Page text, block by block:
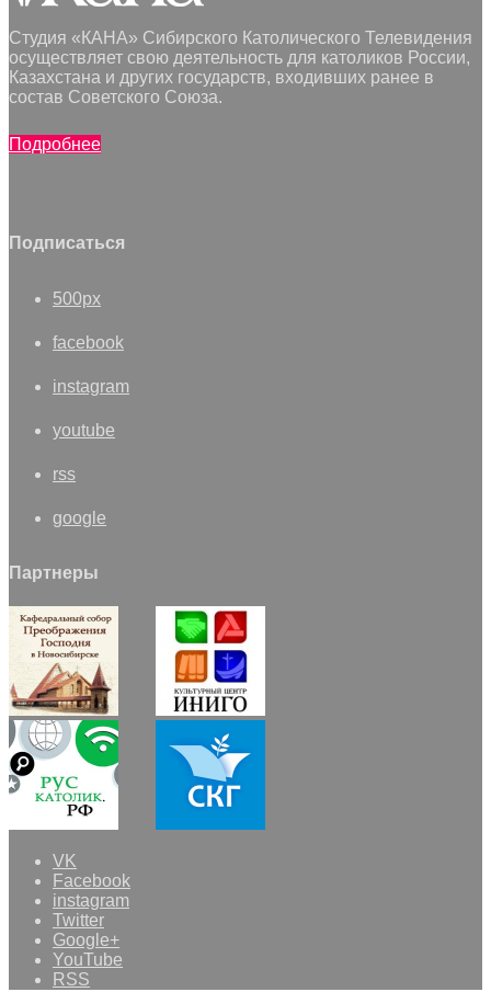
Студия «КАНА» Сибирского Католического Телевидения
осуществляет свою деятельность для католиков России,
Казахстана и других государств, входивших ранее в
состав Советского Союза.
Подробнее
Подписаться
500px
facebook
instagram
youtube
rss
google
Партнеры
VK
Facebook
instagram
Twitter
Google+
YouTube
RSS